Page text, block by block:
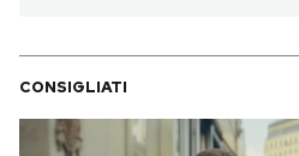
SHOP
CONSIGLIATI